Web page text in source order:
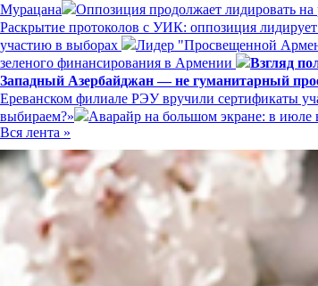
Мурацана
Оппозиция продолжает лидировать
Раскрытие протоколов с УИК: оппозиция
участию в выборах
Лидер "Просвещенной
зеленого финансирования в Армении
Взгляд
Западный Азербайджан — не гуманитарный
Ереванском филиале РЭУ вручили сертификаты
выбираем?»
Аварайр на большом экране: в
Вся лента »